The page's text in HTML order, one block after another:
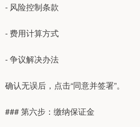
- 风险控制条款
- 费用计算方式
- 争议解决办法
确认无误后，点击“同意并签署”。
### 第六步：缴纳保证金